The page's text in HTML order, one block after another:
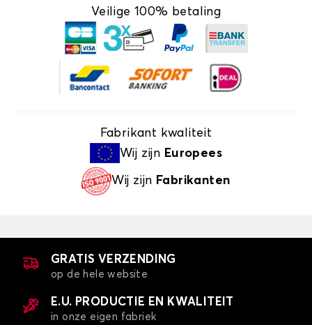
Veilige 100% betaling
Fabrikant kwaliteit
Wij zijn Europees
Wij zijn Fabrikanten
GRATIS VERZENDING
op de hele website
E.U. PRODUCTIE EN KWALITEIT
in onze eigen fabriek